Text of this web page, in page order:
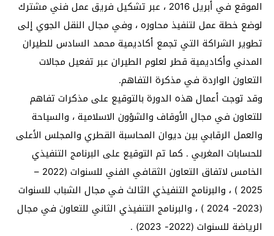
الموقع في أبريل 2016 ، عبر تشكيل فريق عمل فني مشترك
لوضع خطة عمل لتنفيذ محاوره ، وفي مجال النقل الجوي إلى
تطوير الشراكة التي تجمع أكاديمية محمد السادس للطيران
المدني وأكاديمية قطر لعلوم الطيران عبر تفعيل مجالات
التعاون الواردة في مذكرة التفاهم.
وقد توجت أعمال هذه الدورة بالتوقيع على مذكرات تفاهم
للتعاون في مجال الأوقاف والشؤون الاسلامية ، والسياحة
والعمل الرقابي بين ديوان المحاسبة القطري والمجلس الأعلى
للحسابات المغربي . كما تم التوقيع على البرنامج التنفيذي
الخامس لاتفاق التعاون الثقافي الفني للسنوات (2022 –
2025 ) ، والبرنامج التنفيذي الثالث في مجال الشباب للسنوات
(2023- 2024 ) ، والبرنامج التنفيذي الثاني للتعاون في مجال
الرياضة للسنوات (2022- 2023) .